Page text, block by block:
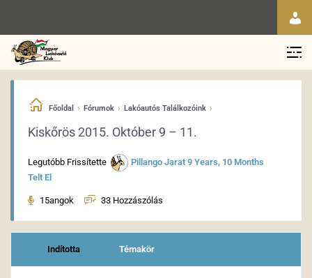
Főoldal › Fórumok › Lakóautós Találkozóink ›
Kiskőrös 2015. Október 9 – 11.
Legutóbb Frissítette Pillango Jarat 9 Years, 10 Months
Telt El
15angok 33 Hozzászólás
Indította Témakör